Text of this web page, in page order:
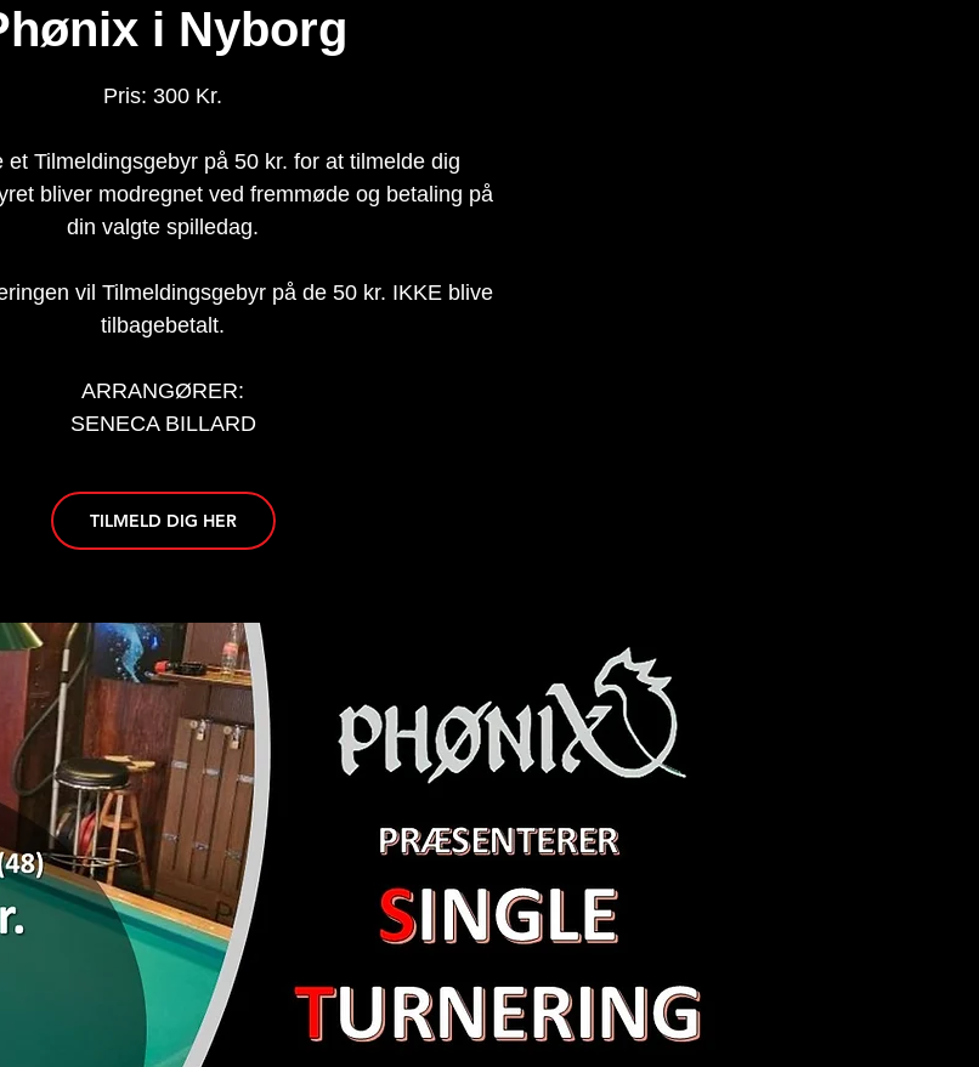
i Nyborg
Pris: 300 Kr.
et Tilmeldingsgebyr på 50 kr. for at tilmelde dig
bliver modregnet ved fremmøde og betaling på
din valgte spilledag.
vil Tilmeldingsgebyr på de 50 kr. IKKE blive
tilbagebetalt.
ARRANGØRER:
SENECA BILLARD
TILMELD DIG HER